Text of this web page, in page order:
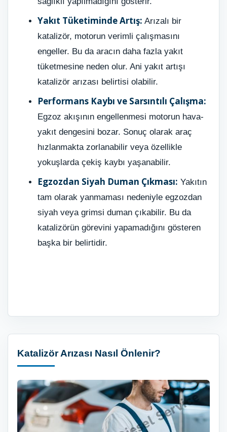
Yakıt Tüketiminde Artış: Arızalı bir
katalizör, motorun verimli çalışmasını
engeller. Bu da aracın daha fazla yakıt
tüketmesine neden olur. Ani yakıt artışı
katalizör arızası belirtisi olabilir.
Performans Kaybı ve Sarsıntılı Çalışma:
Egzoz akışının engellenmesi motorun hava-
yakıt dengesini bozar. Sonuç olarak araç
hızlanmakta zorlanabilir veya özellikle
yokuşlarda çekiş kaybı yaşanabilir.
Egzozdan Siyah Duman Çıkması: Yakıtın
tam olarak yanmaması nedeniyle egzozdan
siyah veya grimsi duman çıkabilir. Bu da
katalizörün görevini yapamadığını gösteren
başka bir belirtidir.
Katalizör Arızası Nasıl Önlenir?